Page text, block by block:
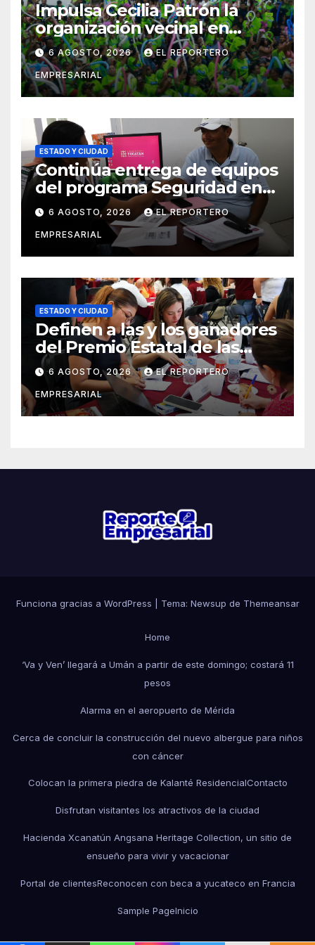
Impulsa Cecilia Patrón la
organización vecinal en
Mérida y suma a comités de
vigilancia en la prevención
social del delito
6 AGOSTO, 2026 EL REPORTERO
EMPRESARIAL
ESTADO Y CIUDAD
Continúa entrega de equipos
del programa Seguridad en
el Mar
6 AGOSTO, 2026 EL REPORTERO
EMPRESARIAL
ESTADO Y CIUDAD
Definen a las y los ganadores
del Premio Estatal de las
Juventudes 2026
6 AGOSTO, 2026 EL REPORTERO
EMPRESARIAL
Funciona gracias a WordPress Tema: Newsup de Themeansar
Home
‘Va y Ven’ llegará a Umán a partir de este domingo; costará 11
pesos
Alarma en el aeropuerto de Mérida
Cerca de concluir la construcción del nuevo albergue para niños
con cáncer
Colocan la primera piedra de Kalanté ResidencialContacto
Disfrutan visitantes los atractivos de la ciudad
Hacienda Xcanatún Angsana Heritage Collection, un sitio de
ensueño para vivir y vacacionar
Portal de clientesReconocen con beca a yucateco en Francia
Sample PageInicio